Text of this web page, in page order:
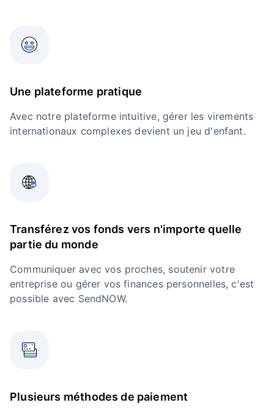
Une plateforme pratique
Avec notre plateforme intuitive, gérer les virements
internationaux complexes devient un jeu d'enfant.
Transférez vos fonds vers n'importe quelle
partie du monde
Communiquer avec vos proches, soutenir votre
entreprise ou gérer vos finances personnelles, c'est
possible avec SendNOW.
Plusieurs méthodes de paiement